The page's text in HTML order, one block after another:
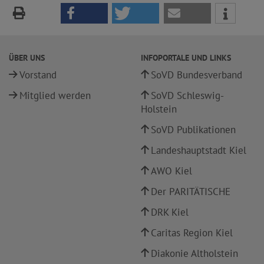
ÜBER UNS
Vorstand
Mitglied werden
INFOPORTALE UND LINKS
SoVD Bundesverband
SoVD Schleswig-
Holstein
SoVD Publikationen
Landeshauptstadt Kiel
AWO Kiel
Der PARITÄTISCHE
DRK Kiel
Caritas Region Kiel
Diakonie Altholstein